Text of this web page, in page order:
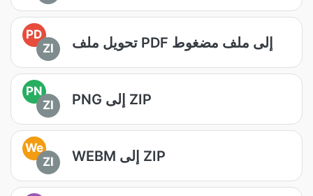
PD
ZI
تحويل ملف PDF إلى ملف مضغوط
PN
ZI
PNG إلى ZIP
We
ZI
WEBM إلى ZIP